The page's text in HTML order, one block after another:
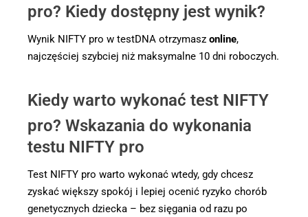
pro? Kiedy dostępny jest wynik?
Wynik NIFTY pro w testDNA otrzymasz online,
najczęściej szybciej niż maksymalne 10 dni roboczych.
Kiedy warto wykonać test NIFTY
pro? Wskazania do wykonania
testu NIFTY pro
Test NIFTY pro warto wykonać wtedy, gdy chcesz
zyskać większy spokój i lepiej ocenić ryzyko chorób
genetycznych dziecka – bez sięgania od razu po